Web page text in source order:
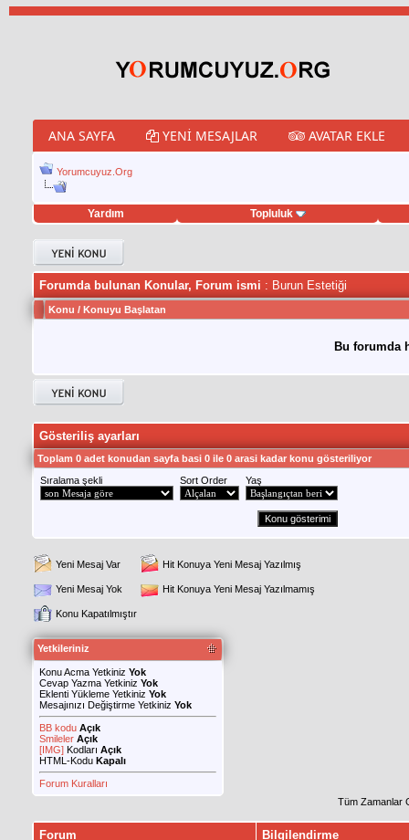
ANA SAYFA YENI MESAJLAR AVATAR EKLE
Yorumcuyuz.Org
Yardım Topluluk
hilesi
Forumda bulunan Konular, Forum ismi : Burun Estetiği
Konu / Konuyu Başlatan
Bu forumda
Gösteriliş ayarları
Toplam 0 adet konudan sayfa basi 0 ile 0 arasi kadar konu gösteriliyor
Sıralama şekli
Sort Order Yaş
Yeni Mesaj Var Hit Konuya Yeni Mesaj Yazılmış
Yeni Mesaj Yok Hit Konuya Yeni Mesaj Yazılmamış
Konu Kapatılmıştır
Yetkileriniz
Konu Acma Yetkiniz Yok
Cevap Yazma Yetkiniz Yok
Eklenti Yükleme Yetkiniz Yok
Mesajınızı Değiştirme Yetkiniz Yok
BB kodu Açık
Smileler Açık
[IMG] Kodları Açık
HTML-Kodu Kapalı
Forum Kuralları
Tüm Zamanlar
Forum Bilgilendirme